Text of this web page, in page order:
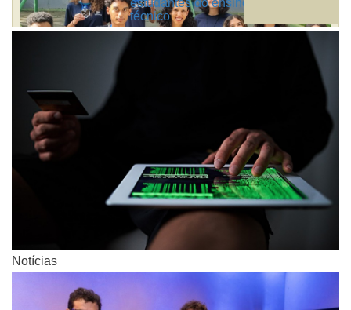
estudantes do ensino médio e
técnico
Notícias
Notícias